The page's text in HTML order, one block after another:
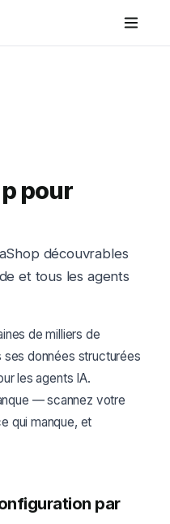
pour
découvrables
et tous les agents
de milliers de
ses données structurées
les agents IA.
— scannez votre
qui manque, et
par